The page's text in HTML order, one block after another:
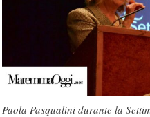
Paola Pasqualini durante la